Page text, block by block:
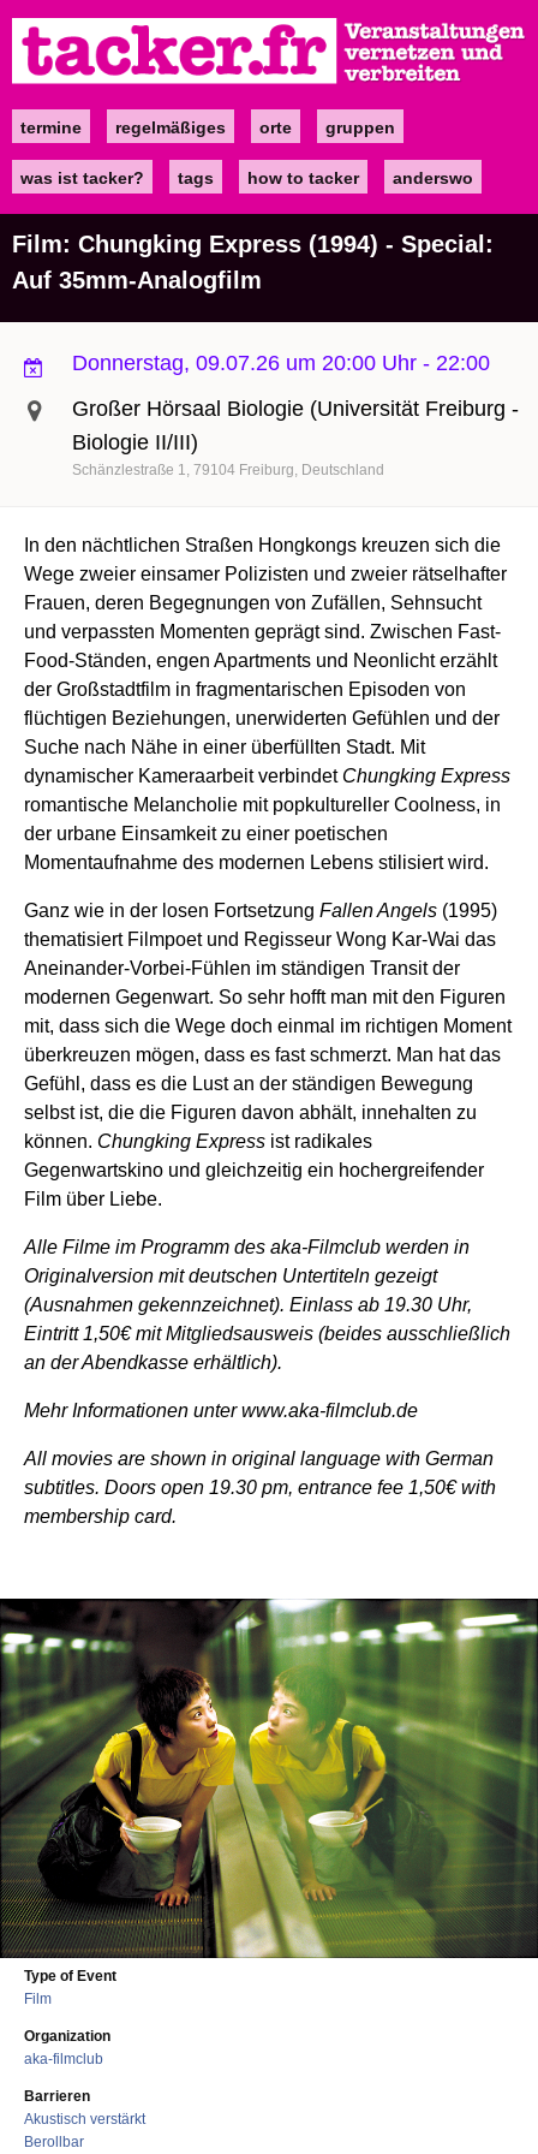
zum
Inhalt
Maintermine regelmäßiges orte gruppen
was ist tacker? tags how to tacker anderswo
Film: Chungking Express (1994) - Special:
Auf 35mm-Analogfilm
Donnerstag, 09.07.26 um 20:00 Uhr - 22:00
Großer Hörsaal Biologie (Universität Freiburg -
Biologie II/III)
Schänzlestraße 1 79104 Freiburg Deutschland
In den nächtlichen Straßen Hongkongs kreuzen sich die
Wege zweier einsamer Polizisten und zweier rätselhafter
Frauen, deren Begegnungen von Zufällen, Sehnsucht
und verpassten Momenten geprägt sind. Zwischen Fast-
Food-Ständen, engen Apartments und Neonlicht erzählt
der Großstadtfilm in fragmentarischen Episoden von
flüchtigen Beziehungen, unerwiderten Gefühlen und der
Suche nach Nähe in einer überfüllten Stadt. Mit
dynamischer Kameraarbeit verbindet Chungking Express
romantische Melancholie mit popkultureller Coolness, in
der urbane Einsamkeit zu einer poetischen
Momentaufnahme des modernen Lebens stilisiert wird.
Ganz wie in der losen Fortsetzung Fallen Angels (1995)
thematisiert Filmpoet und Regisseur Wong Kar-Wai das
Aneinander-Vorbei-Fühlen im ständigen Transit der
modernen Gegenwart. So sehr hofft man mit den Figuren
mit, dass sich die Wege doch einmal im richtigen Moment
überkreuzen mögen, dass es fast schmerzt. Man hat das
Gefühl, dass es die Lust an der ständigen Bewegung
selbst ist, die die Figuren davon abhält, innehalten zu
können. Chungking Express ist radikales
Gegenwartskino und gleichzeitig ein hochergreifender
Film über Liebe.
Alle Filme im Programm des aka-Filmclub werden in
Originalversion mit deutschen Untertiteln gezeigt
(Ausnahmen gekennzeichnet). Einlass ab 19.30 Uhr,
Eintritt 1,50€ mit Mitgliedsausweis (beides ausschließlich
an der Abendkasse erhältlich).
Mehr Informationen unter www.aka-filmclub.de
All movies are shown in original language with German
subtitles. Doors open 19.30 pm, entrance fee 1,50€ with
membership card.
Type of Event
Film
Organization
aka-filmclub
Barrieren
Akustisch verstärkt
Berollbar